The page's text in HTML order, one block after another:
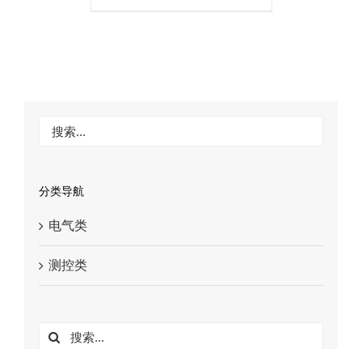
分类导航
电气类
测控类
搜